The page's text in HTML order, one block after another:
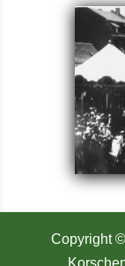
Copyright